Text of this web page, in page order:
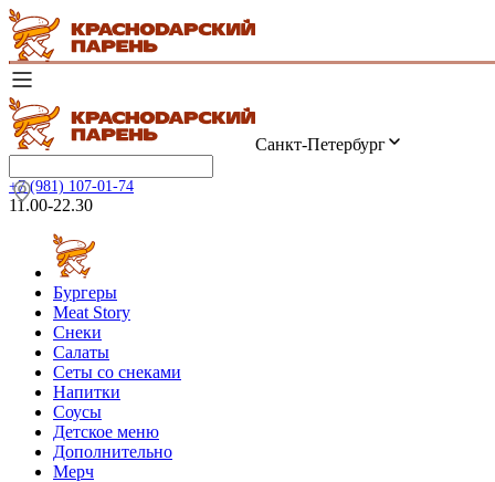
Санкт-Петербург
+7 (981) 107-01-74
11.00-22.30
Бургеры
Meat Story
Снеки
Салаты
Сеты со снеками
Напитки
Соусы
Детское меню
Дополнительно
Мерч